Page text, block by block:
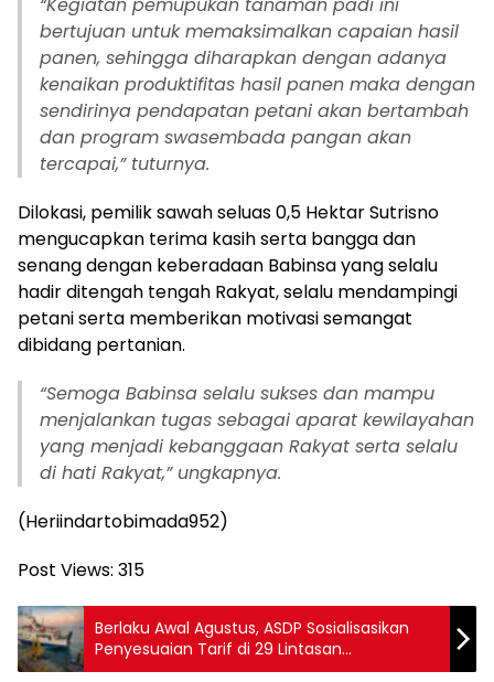
bertujuan untuk memaksimalkan capaian hasil
panen, sehingga diharapkan dengan adanya
kenaikan produktifitas hasil panen maka dengan
sendirinya pendapatan petani akan bertambah
dan program swasembada pangan akan
tercapai,” tuturnya.
Dilokasi, pemilik sawah seluas 0,5 Hektar Sutrisno
mengucapkan terima kasih serta bangga dan
senang dengan keberadaan Babinsa yang selalu
hadir ditengah tengah Rakyat, selalu mendampingi
petani serta memberikan motivasi semangat
dibidang pertanian.
“Semoga Babinsa selalu sukses dan mampu
menjalankan tugas sebagai aparat kewilayahan
yang menjadi kebanggaan Rakyat serta selalu
di hati Rakyat,” ungkapnya.
(Heriindartobimada952)
Post Views: 315
Berlaku Awal Agustus, ASDP Sosialisasikan
Penyesuaian Tarif di 29 Lintasan
Penyeberangan